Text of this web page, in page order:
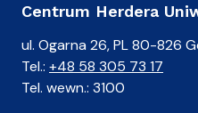
Centrum Herdera
ul. Ogarna 26, PL 80-826
Tel.: +48 58 305 73 17
Tel. wewn.: 3100